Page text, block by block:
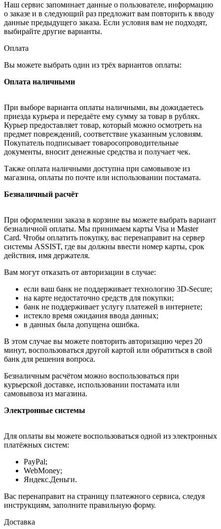
Наш сервис запоминает данные о пользователе, информацию
о заказе и в следующий раз предложит вам повторить к вводу
данные предыдущего заказа. Если условия вам не подходят,
выбирайте другие варианты.
Оплата
Вы можете выбрать один из трёх вариантов оплаты:
Оплата наличными
При выборе варианта оплаты наличными, вы дожидаетесь
приезда курьера и передаёте ему сумму за товар в рублях.
Курьер предоставляет товар, который можно осмотреть на
предмет повреждений, соответствие указанным условиям.
Покупатель подписывает товаросопроводительные
документы, вносит денежные средства и получает чек.
Также оплата наличными доступна при самовывозе из
магазина, оплаты по почте или использовании постамата.
Безналичный расчёт
При оформлении заказа в корзине вы можете выбрать вариант
безналичной оплаты. Мы принимаем карты Visa и Master
Card. Чтобы оплатить покупку, вас перенаправит на сервер
системы ASSIST, где вы должны ввести номер карты, срок
действия, имя держателя.
Вам могут отказать от авторизации в случае:
если ваш банк не поддерживает технологию 3D-Secure;
на карте недостаточно средств для покупки;
банк не поддерживает услугу платежей в интернете;
истекло время ожидания ввода данных;
в данных была допущена ошибка.
В этом случае вы можете повторить авторизацию через 20
минут, воспользоваться другой картой или обратиться в свой
банк для решения вопроса.
Безналичным расчётом можно воспользоваться при
курьерской доставке, использовании постамата или
самовывоза из магазина.
Электронные системы
Для оплаты вы можете воспользоваться одной из электронных
платёжных систем:
PayPal;
WebMoney;
Яндекс.Деньги.
Вас перенаправит на страницу платежного сервиса, следуя
инструкциям, заполните правильную форму.
Доставка